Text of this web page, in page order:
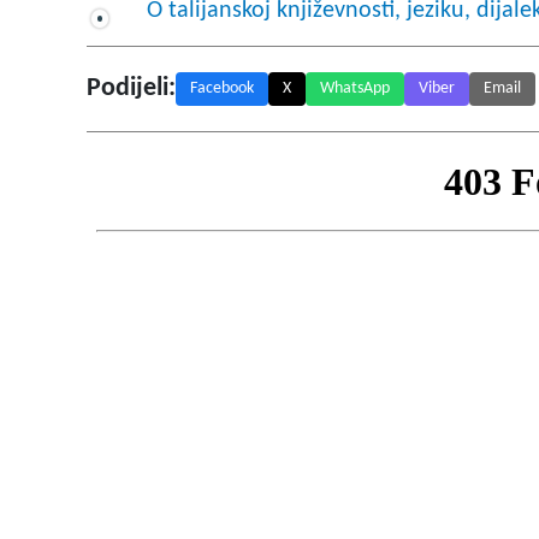
O talijanskoj književnosti, jeziku,
Podijeli: Facebook X WhatsApp Viber Email